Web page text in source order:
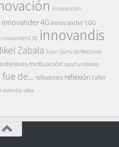
innovanción
innovander 4G innovander 10G
innovanders13G innovandis
Zabala Juan Sainz de Medrano
motivación oportunidades
fue de... reflexiones reflexión taller
valentía vida